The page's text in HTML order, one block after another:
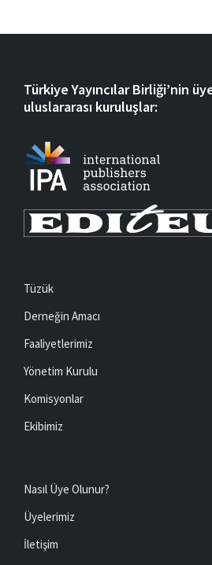
Türkiye Yayıncılar Birliği’nin
uluslararası kuruluşlar:
Tüzük
Derneğin Amacı
Faaliyetlerimiz
Yönetim Kurulu
Komisyonlar
Ekibimiz
Nasıl Üye Olunur?
Üyelerimiz
İletişim